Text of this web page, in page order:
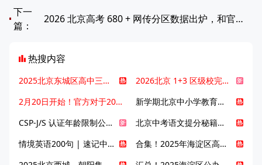
下一
篇：
2026 北京高考 680 + 网传分区数据出炉，和官方数据差多少？
热搜内容
2025北京东城区高中三大梯队高中有哪些？录取分数线是多少？
2026北京 1+3 区级校完整名单发布，13549 个名额该如何规划报考？
2月20日开始！官方对于2025年北京市中招体检问题解答！
新学期北京中小学教育八大变化全解析：学位、政策、教学等方面迎新变革
CSP-J/S 认证年龄限制公告发布，新规即日起实施！
北京中考语文提分秘籍！攻克 5000 易混易错字
情境英语200句 | 速记中考英语1600词
合集！2025年海淀区高中校情介绍